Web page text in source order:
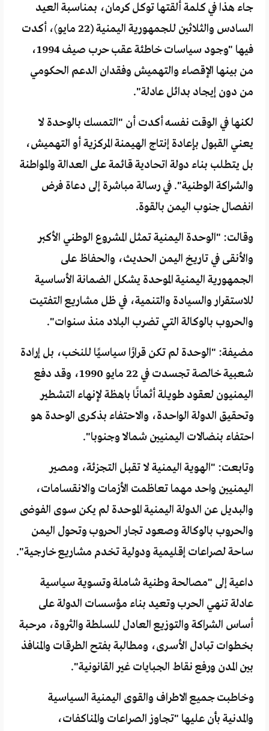
جاء هذا في كلمة ألقتها توكل كرمان، بمناسبة العيد
السادس والثلاثين للجمهورية اليمنية (22 مايو)، أكدت
فيها "وجود سياسات خاطئة عقب حرب صيف 1994،
من بينها الإقصاء والتهميش وفقدان الدعم الحكومي
من دون إيجاد بدائل عادلة".
لكنها في الوقت نفسه أكدت أن "التمسك بالوحدة لا
يعني القبول بإعادة إنتاج الهيمنة المركزية أو التهميش،
بل يتطلب بناء دولة اتحادية قائمة على العدالة والمواطنة
والشراكة الوطنية". في رسالة مباشرة إلى دعاة فرض
انفصال جنوب اليمن بالقوة.
وقالت: "الوحدة اليمنية تمثل المشروع الوطني الأكبر
والأنقى في تاريخ اليمن الحديث، والحفاظ على
الجمهورية اليمنية الموحدة يشكل الضمانة الأساسية
للاستقرار والسيادة والتنمية، في ظل مشاريع التفتيت
والحروب بالوكالة التي تضرب البلاد منذ سنوات".
مضيفة: "الوحدة لم تكن قرارًا سياسيًا للنخب، بل إرادة
شعبية خالصة تجسدت في 22 مايو 1990، وقد دفع
اليمنيون لعقود طويلة أثمانًا باهظة لإنهاء التشطير
وتحقيق الدولة الواحدة، والاحتفاء بذكرى الوحدة هو
احتفاء بنضالات اليمنيين شمالا وجنوبا".
وتابعت: "الهوية اليمنية لا تقبل التجزئة، ومصير
اليمنيين واحد مهما تعاظمت الأزمات والانقسامات،
والبديل عن الدولة اليمنية الموحدة لم يكن سوى الفوضى
والحروب بالوكالة وصعود تجار الحروب وتحول اليمن
ساحة لصراعات إقليمية ودولية تخدم مشاريع خارجية".
داعية إلى "مصالحة وطنية شاملة وتسوية سياسية
عادلة تنهي الحرب وتعيد بناء مؤسسات الدولة على
أساس الشراكة والتوزيع العادل للسلطة والثروة، مرحبة
بخطوات تبادل الأسرى، ومطالبة بفتح الطرقات والمنافذ
بين المدن ورفع نقاط الجبايات غير القانونية".
وخاطبت جميع الاطراف والقوى اليمنية السياسية
والمدنية بأن عليها "تجاوز الصراعات والمناكفات،